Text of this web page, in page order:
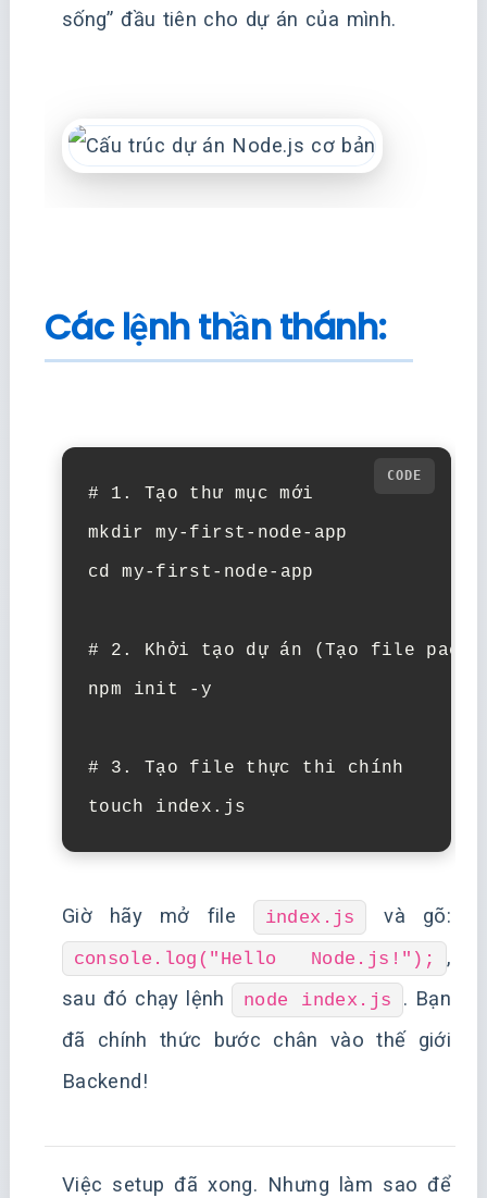
sống” đầu tiên cho dự án của mình.
Các lệnh thần thánh:
# 1. Tạo thư mục mới
mkdir
cd
my-first-node-app
# 2. Khởi tạo dự án (Tạo file
npm
init -y
# 3. Tạo file thực thi chính
touch
Giờ hãy mở file index.js và gõ:
console.log("Hello Node.js!");
,
sau đó chạy lệnh
node index.js
. Bạn
đã chính thức bước chân vào thế giới
Backend!
Việc setup đã xong. Nhưng làm sao để